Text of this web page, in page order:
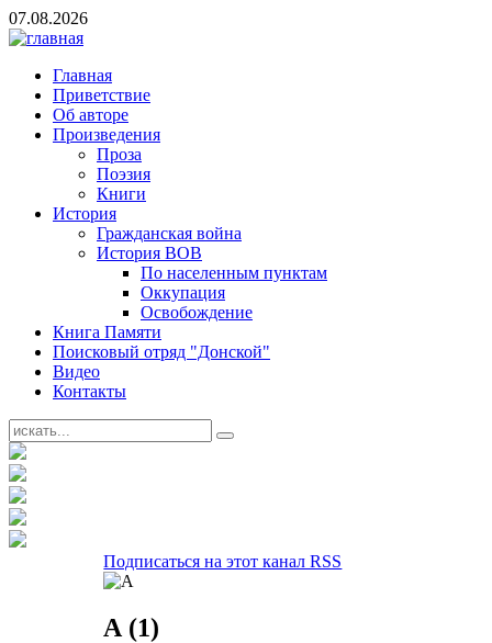
07.08.2026
Главная
Приветствие
Об авторе
Произведения
Проза
Поэзия
Книги
История
Гражданская война
История ВОВ
По населенным пунктам
Оккупация
Освобождение
Книга Памяти
Поисковый отряд "Донской"
Видео
Контакты
Подписаться на этот канал RSS
А (1)